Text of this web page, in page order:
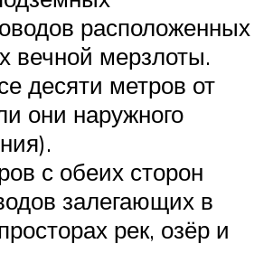
расположенных
вечной мерзлоты.
десяти метров от
они наружного
с обеих сторон
залегающих в
рек, озёр и